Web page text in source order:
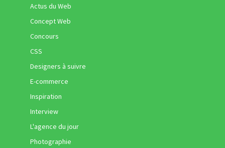
Actus du Web
Concept Web
Concours
CSS
Designers à suivre
E-commerce
Inspiration
Interview
L'agence du jour
Photographie